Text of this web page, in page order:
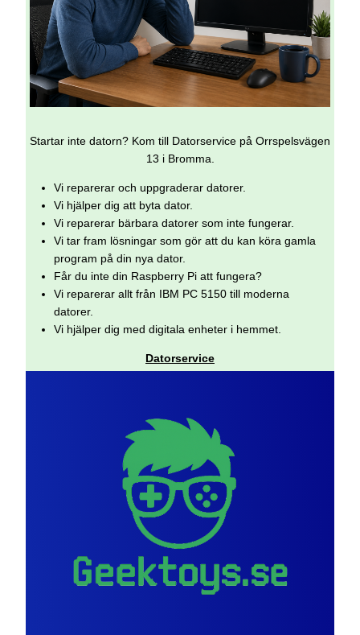
Startar inte datorn? Kom till Datorservice på Orrspelsvägen
13 i Bromma.
Vi reparerar och uppgraderar datorer.
Vi hjälper dig att byta dator.
Vi reparerar bärbara datorer som inte fungerar.
Vi tar fram lösningar som gör att du kan köra gamla
program på din nya dator.
Får du inte din Raspberry Pi att fungera?
Vi reparerar allt från IBM PC 5150 till moderna
datorer.
Vi hjälper dig med digitala enheter i hemmet.
Datorservice